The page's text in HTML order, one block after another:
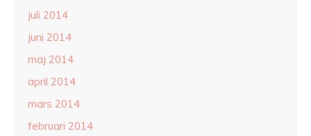
juli 2014
juni 2014
maj 2014
april 2014
mars 2014
februari 2014